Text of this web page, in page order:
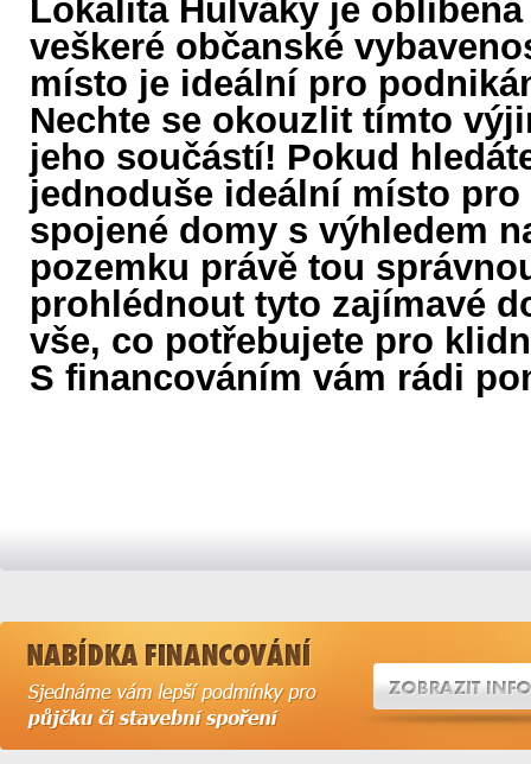
Lokalita Hulváky je
veškeré občanské
místo je ideální pro
Nechte se okouzlit tímto
jeho součástí! Pokud
jednoduše ideální místo
spojené domy s výhledem
pozemku právě tou
prohlédnout tyto zajímavé
vše, co potřebujete pro
S financováním vám rádi